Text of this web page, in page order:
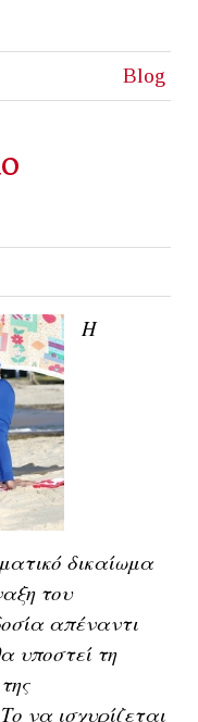
Blog
Η
δικαίωμα
του
απέναντι
υποστεί τη
να ισχυρίζεται